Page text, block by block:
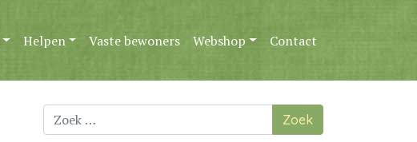
Helpen Vaste bewoners Webshop Contact
Zoek
naar: